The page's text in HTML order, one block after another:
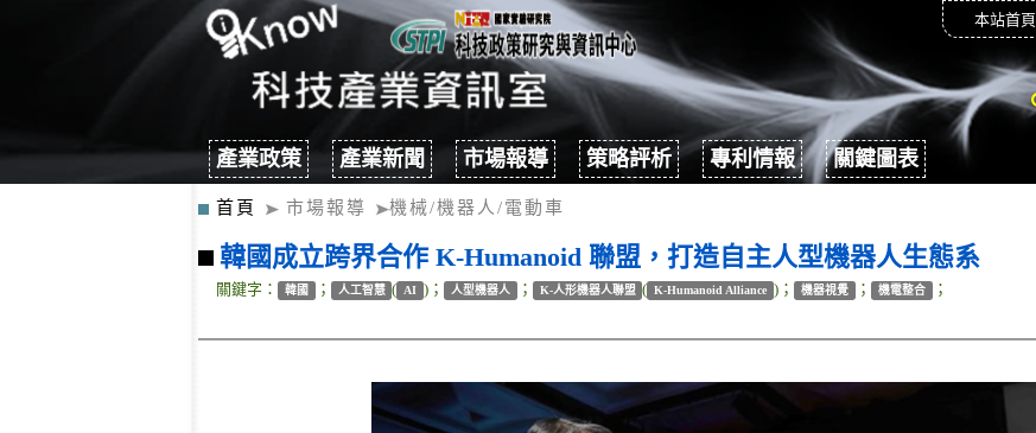
本站首頁
產業政策 產業新聞 市場報導 策略評析 專利情報 關鍵圖表
首頁 市場報導 機械/機器人/電動車
韓國成立跨界合作 K-Humanoid 聯盟，打造自主人型機器人生態系
關鍵字： 韓國 ； 人工智慧 ( AI )； 人型機器人 ； K-人形機器人聯盟 ( K-Humanoid Alliance )； 機器視覺 ； 機電整合 ；